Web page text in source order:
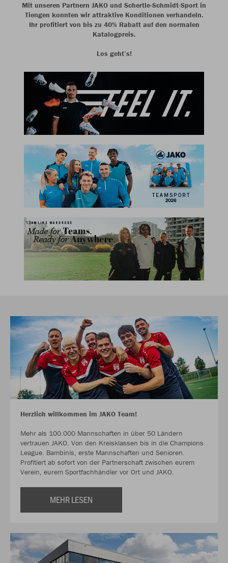
Mit unseren Partnern JAKO und Schertle-Schmidt-Sport in
Tiengen konnten wir attraktive Konditionen verhandeln.
Ihr profitiert von bis zu 40% Rabatt auf den normalen
Katalogpreis.
Los geht’s!
Herzlich willkommen im JAKO Team!
Mehr als 100.000 Mannschaften in über 50 Ländern
vertrauen JAKO. Von den Kreisklassen bis in die Champions
League. Bambinis, erste Mannschaften und Senioren.
Profitiert ab sofort von der Partnerschaft zwischen eurem
Verein, eurem Sportfachhändler vor Ort und JAKO.
MEHR LESEN